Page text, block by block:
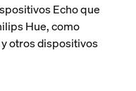
Echo que
Hue, como
otros dispositivos